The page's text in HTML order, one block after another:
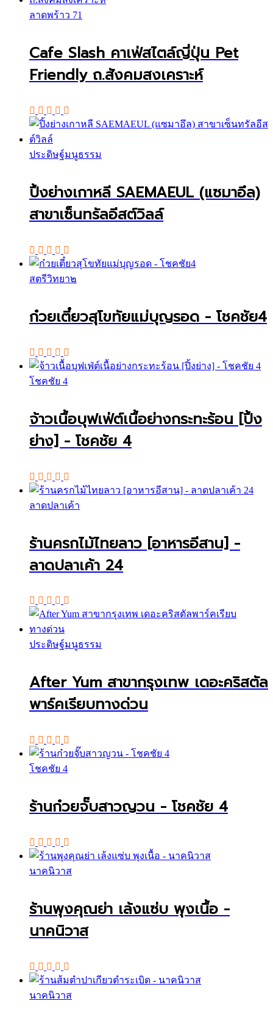
ลาดพร้าว 71
Cafe Slash คาเฟ่สไตล์ญี่ปุ่น Pet
Friendly ถ.สังคมสงเคราะห์
ประดิษฐ์มนูธรรม
ปิ้งย่างเกาหลี SAEMAEUL (แซมาอึล)
สาขาเซ็นทรัลอีสต์วิลล์
สตรีวิทยา๒
ก๋วยเตี๋ยวสุโขทัยแม่บุญรอด - โชคชัย4
โชคชัย 4
จ้าวเนื้อบุฟเฟ่ต์เนื้อย่างกระทะร้อน [ปิ้ง
ย่าง] - โชคชัย 4
ลาดปลาเค้า
ร้านครกไม้ไทยลาว [อาหารอีสาน] -
ลาดปลาเค้า 24
ประดิษฐ์มนูธรรม
After Yum สาขากรุงเทพ เดอะคริสตัล
พาร์คเรียบทางด่วน
โชคชัย 4
ร้านก๋วยจั๊บสาวญวน - โชคชัย 4
นาคนิวาส
ร้านพุงคุณย่า เล้งแซ่บ พุงเนื้อ -
นาคนิวาส
นาคนิวาส